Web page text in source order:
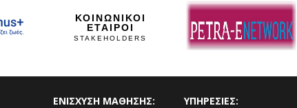
ΚΟΙΝΩΝΙΚΟΙ
ΕΤΑΙΡΟΙ
STAKEHOLDERS
ΕΝΙΣΧΥΣΗ ΜΑΘΗΣΗΣ: ΥΠΗΡΕΣΙΕΣ: